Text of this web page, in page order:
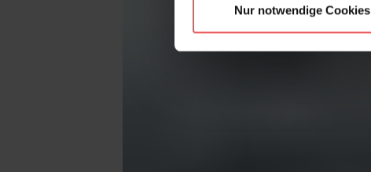
Nur notwendige Cookies